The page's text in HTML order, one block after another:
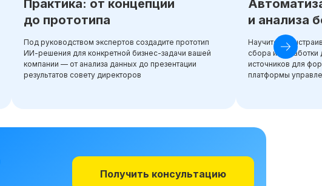
Практика: от концепции
до прототипа
Под руководством экспертов создадите прототип
ИИ-решения для конкретной бизнес-задачи вашей
компании — от анализа данных до презентации
результатов совету директоров
и анализа
Научитесь
сбора и обработки
источников для
платформы
Получить консультацию